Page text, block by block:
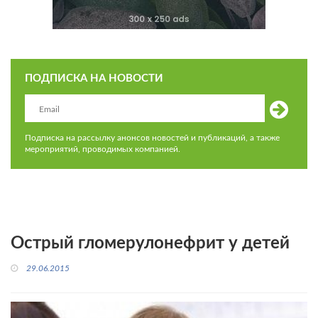
ПОДПИСКА НА НОВОСТИ
Подписка на рассылку анонсов новостей и публикаций, а также
мероприятий, проводимых компанией.
Острый гломерулонефрит у детей
29.06.2015